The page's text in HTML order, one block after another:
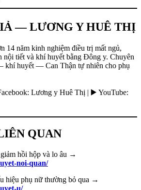
— LƯƠNG Y HUÊ THỊ
14 năm kinh nghiệm điều trị mất ngủ,
nội tiết và khí huyết bằng Đông y. Chuyên
khí huyết — Can Thận tự nhiên cho phụ
Lương y Huê Thị | ▶️ YouTube:
QUAN
hồi hộp và lo âu →
noi-quan/
hiệu phụ nữ thường bỏ qua →